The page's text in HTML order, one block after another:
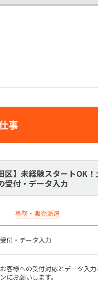
事
区】未経験スタートOK
受付・データ入力
事務・販売派遣
受付・データ入力
お客様への受付対応とデータ入
ンにお願いします。